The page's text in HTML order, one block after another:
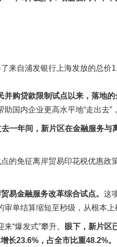
来自浦发银行上海发放的总价
购贷款限制试点以来，落地
国内企业更高水平地“走出去”
去一年间，新片区在金融服务与
的免征离岸贸易印花税优惠政
易金融服务改革综合试点。 这
单结算缩短至秒级，从根本上
“爆发式”攀升。
眼下，新片区
长23.6%，占全市比重48.2%。